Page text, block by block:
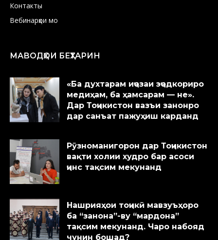
Контакты
Вебинарҳои мо
МАВОДҲОИ БЕҲТАРИН
«Ба духтарам иҷозаи эҷодкориро
медиҳам, ба ҳамсарам — не».
Дар Тоҷикистон вазъи занонро
дар санъат пажуҳиш карданд
Рӯзноманигорон дар Тоҷикистон
вақти холии худро бар асоси
ҷинс тақсим мекунанд
Нашрияҳои тоҷикӣ мавзуъҳоро
ба “занона”-ву “мардона”
тақсим мекунанд. Чаро набояд
чунин бошад?